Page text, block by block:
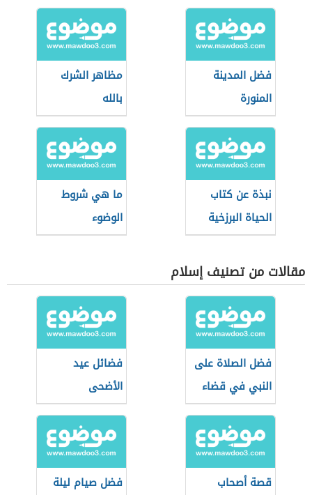
فضل المدينة
المنورة
مظاهر الشرك
بالله
نبذة عن كتاب
الحياة البرزخية
للنساء
ما هي شروط
الوضوء
مقالات من تصنيف إسلام
فضل الصلاة على
النبي في قضاء
الحوائج
فضائل عيد
الأضحى
قصة أصحاب
فضل صيام ليلة